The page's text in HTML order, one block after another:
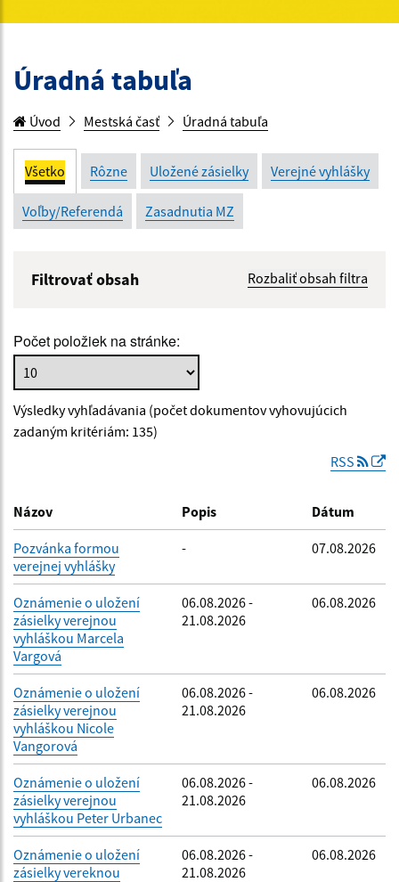
Úradná tabuľa
Úvod Mestská časť Úradná tabuľa
Všetko Rôzne Uložené zásielky Verejné vyhlášky
Voľby/Referendá Zasadnutia MZ
Filtrovať obsah Rozbaliť obsah filtra
Popis:
Dátum zverejnenia od:
Filtrovať
Počet položiek na stránke:
Výsledky vyhľadávania (počet dokumentov vyhovujúcich
zadaným kritériám: 135)
RSS
Názov Popis Dátum
Pozvánka formou
verejnej vyhlášky
- 07.08.2026
Oznámenie o uložení
zásielky verejnou
vyhláškou Marcela
Vargová
06.08.2026 -
21.08.2026
06.08.2026
Oznámenie o uložení
zásielky verejnou
vyhláškou Nicole
Vangorová
06.08.2026 -
21.08.2026
06.08.2026
Oznámenie o uložení
zásielky verejnou
vyhláškou Peter Urbanec
06.08.2026 -
21.08.2026
06.08.2026
Oznámenie o uložení
zásielky vereknou
06.08.2026 -
21.08.2026
06.08.2026